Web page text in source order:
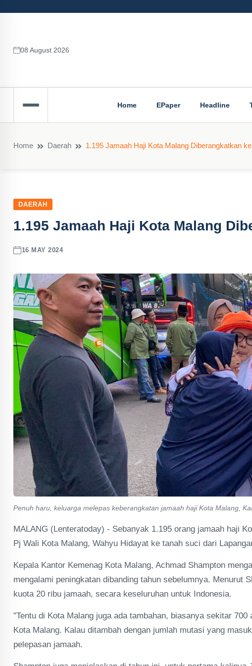
08 August 2026
Home EPaper Headline
Home Daerah 1.195 Jamaah Haji Kota Malang Diberangkatkan
DAERAH
1.195 Jamaah Haji Kota Malang
16 MAY 2024
Penuh haru, keluarga melepas keberangkatan jamaah haji Kota Malang,
MALANG (Lenteratoday) - Sebanyak 1.195 orang jamaah haji
Pj Wali Kota Malang, Wahyu Hidayat ke tanah suci dari
Kepala Kantor Kemenag Kota Malang, Achmad Shampton
mengalami peningkatan dibanding tahun sebelumnya. Menurut
kuota 20 ribu jamaah, secara keseluruhan untuk Indonesia.
"Tentu di Kota Malang juga ada tambahan, biasanya sekitar
Kota Malang. Kalau ditambah dengan jumlah mutasi yang
pelepasan jamaah.